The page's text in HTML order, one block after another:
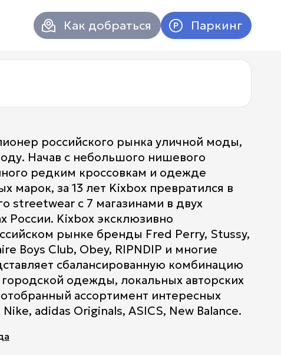
Как добраться Паркинг
Атриум
российского рынка уличной моды,
Начав с небольшого нишевого
редким кроссовкам и одежде
марок, за 13 лет Kixbox превратился в
streetwear с 7 магазинами в двух
России. Kixbox эксклюзивно
рынке бренды Fred Perry, Stussy,
Boys Club, Obey, RIPNDIP и многие
сбалансированную комбинацию
одежды, локальных авторских
ассортимент интересных
adidas Originals, ASICS, New Balance.